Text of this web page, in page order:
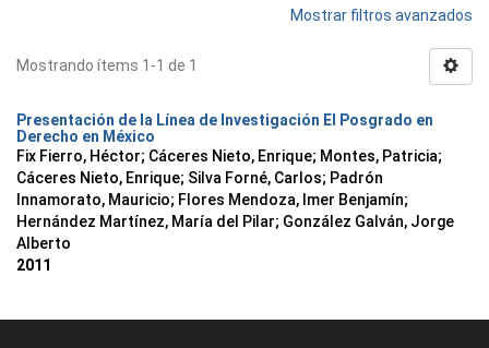
Mostrar filtros avanzados
Mostrando ítems 1-1 de 1
Presentación de la Línea de Investigación El Posgrado en
Derecho en México
Fix Fierro, Héctor; Cáceres Nieto, Enrique; Montes, Patricia;
Cáceres Nieto, Enrique; Silva Forné, Carlos; Padrón
Innamorato, Mauricio; Flores Mendoza, Imer Benjamín;
Hernández Martínez, María del Pilar; González Galván, Jorge
Alberto
2011